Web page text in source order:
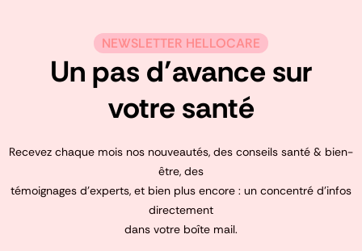
NEWSLETTER HELLOCARE
Un pas d’avance sur
votre santé
Recevez chaque mois nos nouveautés, des conseils santé & bien-
être, des
témoignages d’experts, et bien plus encore : un concentré d’infos
directement
dans votre boîte mail.